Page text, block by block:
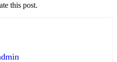
this post.